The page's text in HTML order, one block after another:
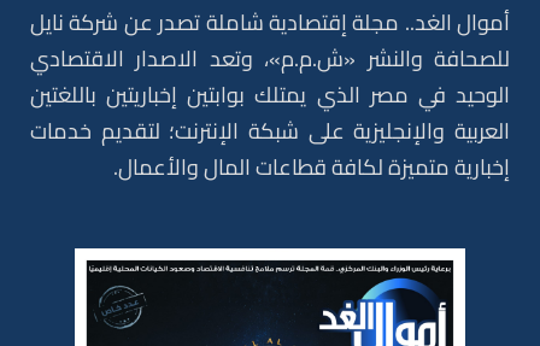
أموال الغد.. مجلة إقتصادية شاملة تصدر عن شركة نايل
للصحافة والنشر «ش.م.م»، وتعد الاصدار الاقتصادي
الوحيد في مصر الذي يمتلك بوابتين إخباريتين باللغتين
العربية والإنجليزية على شبكة الإنترنت؛ لتقديم خدمات
إخبارية متميزة لكافة قطاعات المال والأعمال.